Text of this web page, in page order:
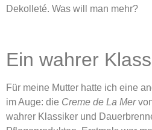
Dekolleté. Was will man mehr?
Ein wahrer
Für meine Mutter hatte ich eine
im Auge: die Creme de La Mer
wahrer Klassiker und